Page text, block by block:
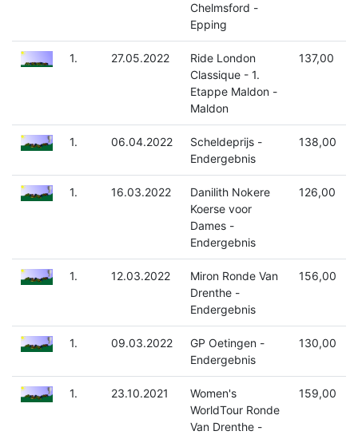
Chelmsford -
Epping
1. 27.05.2022
Ride London
Classique - 1.
Etappe Maldon -
Maldon
137,00
1. 06.04.2022
Scheldeprijs -
Endergebnis
138,00
1. 16.03.2022
Danilith Nokere
Koerse voor
Dames -
Endergebnis
126,00
1. 12.03.2022
Miron Ronde Van
Drenthe -
Endergebnis
156,00
1. 09.03.2022
GP Oetingen -
Endergebnis
130,00
1. 23.10.2021
Women's
WorldTour Ronde
Van Drenthe -
159,00